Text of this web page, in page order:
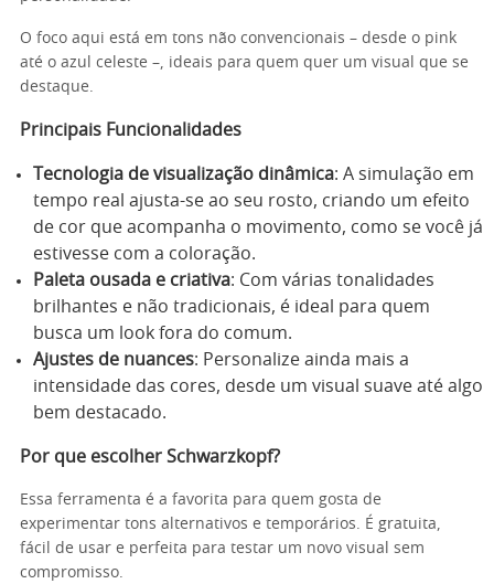
O foco aqui está em tons não convencionais – desde o pink
até o azul celeste –, ideais para quem quer um visual que se
destaque.
Principais Funcionalidades
Tecnologia de visualização dinâmica: A simulação em
tempo real ajusta-se ao seu rosto, criando um efeito
de cor que acompanha o movimento, como se você já
estivesse com a coloração.
Paleta ousada e criativa: Com várias tonalidades
brilhantes e não tradicionais, é ideal para quem
busca um look fora do comum.
Ajustes de nuances: Personalize ainda mais a
intensidade das cores, desde um visual suave até algo
bem destacado.
Por que escolher Schwarzkopf?
Essa ferramenta é a favorita para quem gosta de
experimentar tons alternativos e temporários. É gratuita,
fácil de usar e perfeita para testar um novo visual sem
compromisso.